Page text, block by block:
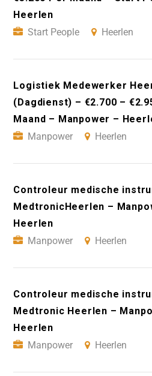
Heerlen
Start People
Heerlen
Logistiek Medewerker
(Dagdienst) – €2.700 –
Maand – Manpower –
Manpower
Heerlen
Controleur medische
MedtronicHeerlen –
Heerlen
Manpower
Heerlen
Controleur medische
Medtronic Heerlen –
Heerlen
Manpower
Heerlen